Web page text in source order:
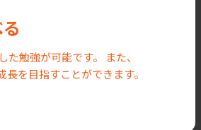
勉強が可能です。 また、
を目指すことができます。